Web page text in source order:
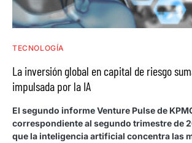
TECNOLOGÍA
La inversión global en capital de riesgo
impulsada por la IA
El segundo informe Venture Pulse de
correspondiente al segundo trimestre de
que la inteligencia artificial concentra las